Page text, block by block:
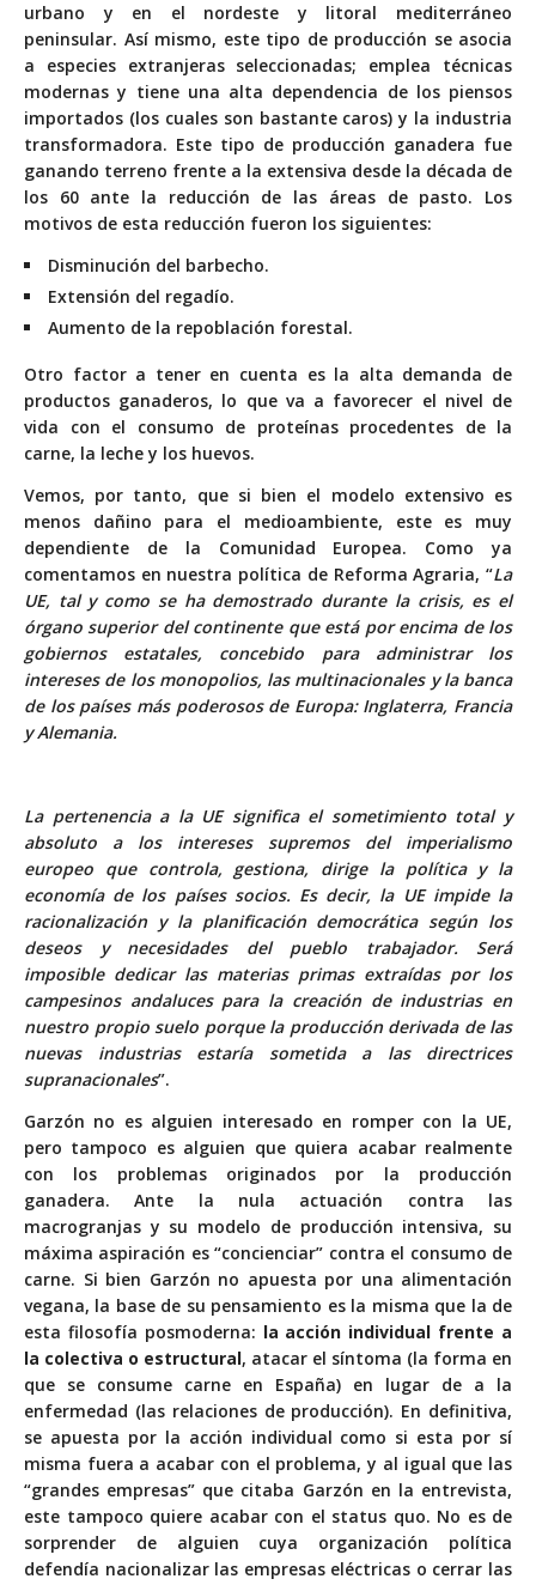
urbano y en el nordeste y litoral mediterráneo
peninsular. Así mismo, este tipo de producción se asocia
a especies extranjeras seleccionadas; emplea técnicas
modernas y tiene una alta dependencia de los piensos
importados (los cuales son bastante caros) y la industria
transformadora. Este tipo de producción ganadera fue
ganando terreno frente a la extensiva desde la década de
los 60 ante la reducción de las áreas de pasto. Los
motivos de esta reducción fueron los siguientes:
Disminución del barbecho.
Extensión del regadío.
Aumento de la repoblación forestal.
Otro factor a tener en cuenta es la alta demanda de
productos ganaderos, lo que va a favorecer el nivel de
vida con el consumo de proteínas procedentes de la
carne, la leche y los huevos.
Vemos, por tanto, que si bien el modelo extensivo es
menos dañino para el medioambiente, este es muy
dependiente de la Comunidad Europea. Como ya
comentamos en nuestra política de Reforma Agraria, “La
UE, tal y como se ha demostrado durante la crisis, es el
órgano superior del continente que está por encima de los
gobiernos estatales, concebido para administrar los
intereses de los monopolios, las multinacionales y la banca
de los países más poderosos de Europa: Inglaterra, Francia
y Alemania.
La pertenencia a la UE significa el sometimiento total y
absoluto a los intereses supremos del imperialismo
europeo que controla, gestiona, dirige la política y la
economía de los países socios. Es decir, la UE impide la
racionalización y la planificación democrática según los
deseos y necesidades del pueblo trabajador. Será
imposible dedicar las materias primas extraídas por los
campesinos andaluces para la creación de industrias en
nuestro propio suelo porque la producción derivada de las
nuevas industrias estaría sometida a las directrices
supranacionales”.
Garzón no es alguien interesado en romper con la UE,
pero tampoco es alguien que quiera acabar realmente
con los problemas originados por la producción
ganadera. Ante la nula actuación contra las
macrogranjas y su modelo de producción intensiva, su
máxima aspiración es “concienciar” contra el consumo de
carne. Si bien Garzón no apuesta por una alimentación
vegana, la base de su pensamiento es la misma que la de
esta filosofía posmoderna: la acción individual frente a
la colectiva o estructural, atacar el síntoma (la forma en
que se consume carne en España) en lugar de a la
enfermedad (las relaciones de producción). En definitiva,
se apuesta por la acción individual como si esta por sí
misma fuera a acabar con el problema, y al igual que las
“grandes empresas” que citaba Garzón en la entrevista,
este tampoco quiere acabar con el status quo. No es de
sorprender de alguien cuya organización política
defendía nacionalizar las empresas eléctricas o cerrar las